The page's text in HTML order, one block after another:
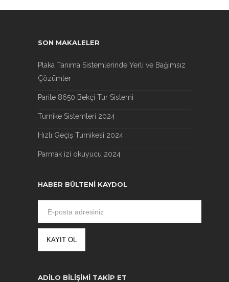
SON MAKALELER
Plaka Tanıma Sistemlerinde Yerli ve Bağımsız
Çözümler
Parite 8650 Bekçi Tur Sistemi
Turnike Sistemleri 2024
Hızlı Geçiş Turnikesi 2024
Parmak izi okuyucu 2024
HABER BÜLTENI KAYDOL
ADILO BILIŞIMI TAKIP ET